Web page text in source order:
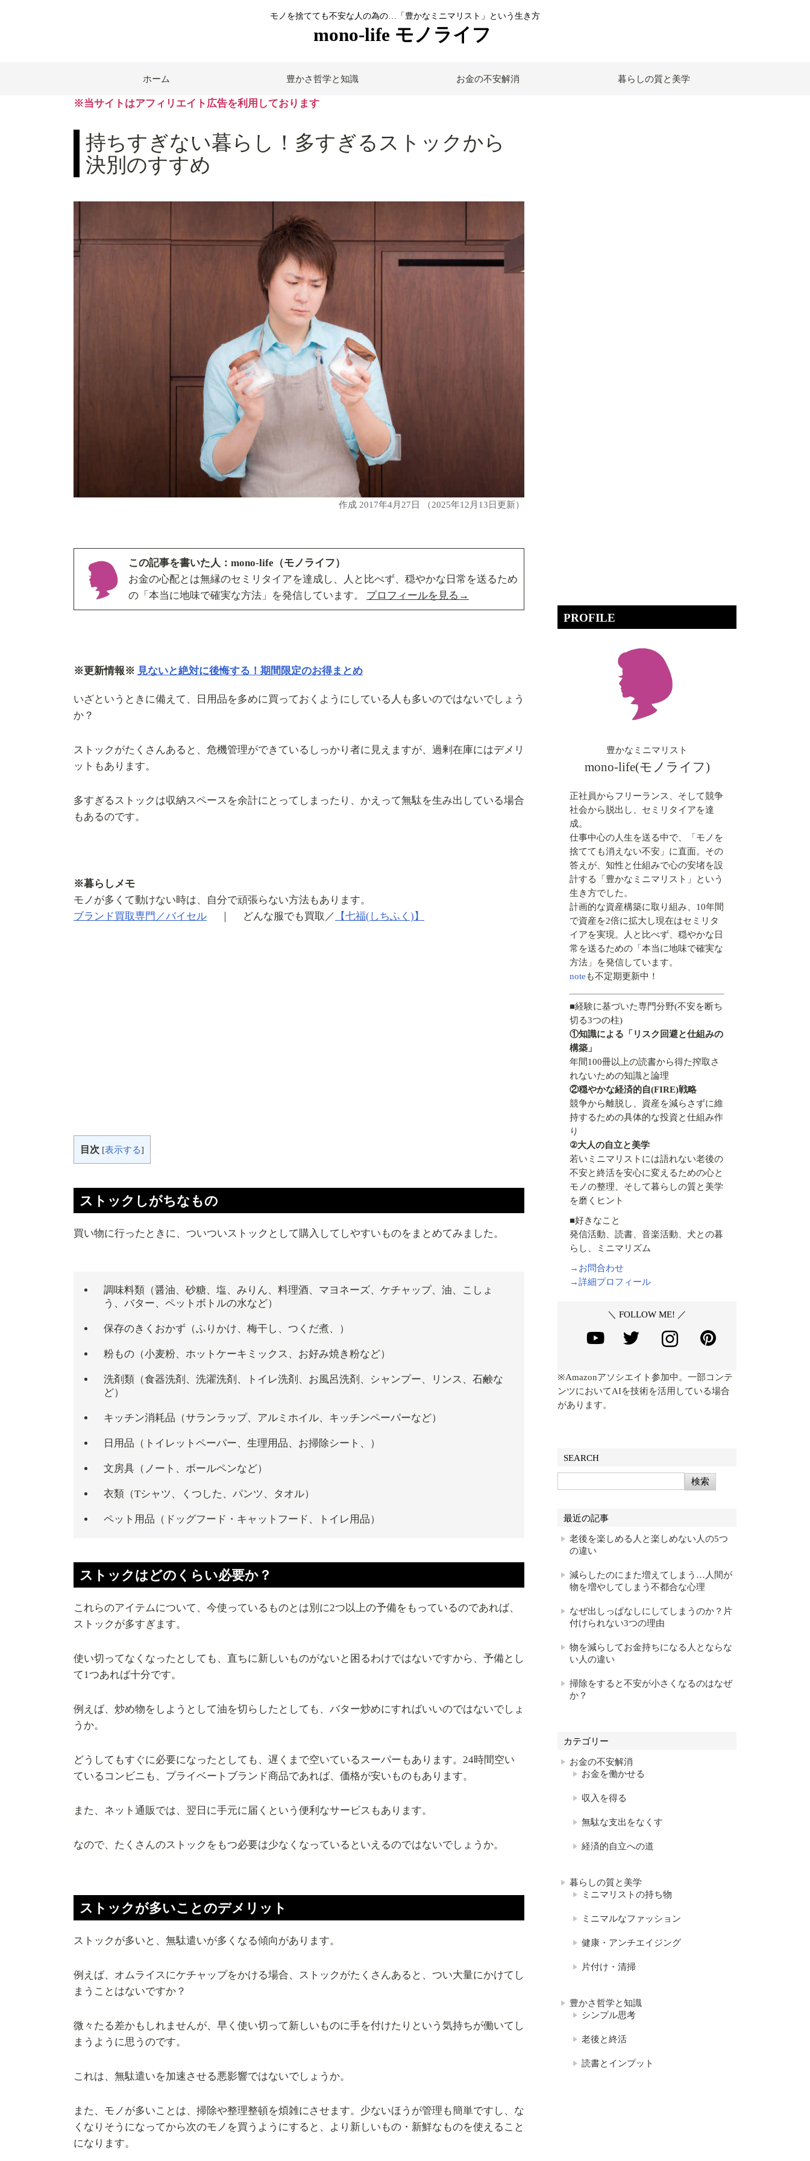
モノを捨てても不安な人の為の…「豊かなミニマリスト」という生き方
mono-life モノライフ
ホーム 豊かさ哲学と知識 お金の不安解消 暮らしの質と美学
※当サイトはアフィリエイト広告を利用しております
持ちすぎない暮らし！多すぎるストックから
決別のすすめ
作成 2017年4月27日 （2025年12月13日更新）
この記事を書いた人：mono-life（モノライフ）
お金の心配とは無縁のセミリタイアを達成し、人と比べず、穏やかな日常を送るため
の「本当に地味で確実な方法」を発信しています。 プロフィールを見る→
※更新情報※ 見ないと絶対に後悔する！期間限定のお得まとめ
いざというときに備えて、日用品を多めに買っておくようにしている人も多いのではないでしょう
か？
ストックがたくさんあると、危機管理ができているしっかり者に見えますが、過剰在庫にはデメリ
ットもあります。
多すぎるストックは収納スペースを余計にとってしまったり、かえって無駄を生み出している場合
もあるのです。
※暮らしメモ
モノが多くて動けない時は、自分で頑張らない方法もあります。
ブランド買取専門／バイセル
｜ どんな服でも買取／ 【七福(しちふく)】
目次 [表示する]
ストックしがちなもの
買い物に行ったときに、ついついストックとして購入してしやすいものをまとめてみました。
調味料類（醤油、砂糖、塩、みりん、料理酒、マヨネーズ、ケチャップ、油、こしょ
う、バター、ペットボトルの水など）
保存のきくおかず（ふりかけ、梅干し、つくだ煮、）
粉もの（小麦粉、ホットケーキミックス、お好み焼き粉など）
洗剤類（食器洗剤、洗濯洗剤、トイレ洗剤、お風呂洗剤、シャンプー、リンス、石鹸な
ど）
キッチン消耗品（サランラップ、アルミホイル、キッチンペーパーなど）
日用品（トイレットペーパー、生理用品、お掃除シート、）
文房具（ノート、ボールペンなど）
衣類（Tシャツ、くつした、パンツ、タオル）
ペット用品（ドッグフード・キャットフード、トイレ用品）
ストックはどのくらい必要か？
これらのアイテムについて、今使っているものとは別に2つ以上の予備をもっているのであれば、
ストックが多すぎます。
使い切ってなくなったとしても、直ちに新しいものがないと困るわけではないですから、予備とし
て1つあれば十分です。
例えば、炒め物をしようとして油を切らしたとしても、バター炒めにすればいいのではないでしょ
うか。
どうしてもすぐに必要になったとしても、遅くまで空いているスーパーもあります。24時間空い
ているコンビニも、プライベートブランド商品であれば、価格が安いものもあります。
また、ネット通販では、翌日に手元に届くという便利なサービスもあります。
なので、たくさんのストックをもつ必要は少なくなっているといえるのではないでしょうか。
ストックが多いことのデメリット
ストックが多いと、無駄遣いが多くなる傾向があります。
例えば、オムライスにケチャップをかける場合、ストックがたくさんあると、つい大量にかけてし
まうことはないですか？
微々たる差かもしれませんが、早く使い切って新しいものに手を付けたりという気持ちが働いてし
まうように思うのです。
これは、無駄遣いを加速させる悪影響ではないでしょうか。
また、モノが多いことは、掃除や整理整頓を煩雑にさせます。少ないほうが管理も簡単ですし、な
くなりそうになってから次のモノを買うようにすると、より新しいもの・新鮮なものを使えること
になります。
PROFILE
豊かなミニマリスト
mono-life(モノライフ)
正社員からフリーランス、そして競争
社会から脱出し、セミリタイアを達
成。
仕事中心の人生を送る中で、「モノを
捨てても消えない不安」に直面。その
答えが、知性と仕組みで心の安堵を設
計する「豊かなミニマリスト」という
生き方でした。
計画的な資産構築に取り組み、10年間
で資産を2倍に拡大し現在はセミリタ
イアを実現。人と比べず、穏やかな日
常を送るための「本当に地味で確実な
方法」を発信しています。
note も不定期更新中！
■経験に基づいた専門分野(不安を断ち
切る3つの柱)
①知識による「リスク回避と仕組みの
構築」
年間100冊以上の読書から得た搾取さ
れないための知識と論理
②穏やかな経済的自(FIRE)戦略
競争から離脱し、資産を減らさずに維
持するための具体的な投資と仕組み作
り
②大人の自立と美学
若いミニマリストには語れない老後の
不安と終活を安心に変えるための心と
モノの整理、そして暮らしの質と美学
を磨くヒント
■好きなこと
発信活動、読書、音楽活動、犬との暮
らし、ミニマリズム
→お問合わせ
→詳細プロフィール
＼ FOLLOW ME! ／
※Amazonアソシエイト参加中。一部コンテ
ンツにおいてAIを技術を活用している場合
があります。
SEARCH
最近の記事
老後を楽しめる人と楽しめない人の5つ
の違い
減らしたのにまた増えてしまう…人間が
物を増やしてしまう不都合な心理
なぜ出しっぱなしにしてしまうのか？片
付けられない3つの理由
物を減らしてお金持ちになる人とならな
い人の違い
掃除をすると不安が小さくなるのはなぜ
か？
カテゴリー
お金の不安解消
お金を働かせる
収入を得る
無駄な支出をなくす
経済的自立への道
暮らしの質と美学
ミニマリストの持ち物
ミニマルなファッション
健康・アンチエイジング
片付け・清掃
豊かさ哲学と知識
シンプル思考
老後と終活
読書とインプット